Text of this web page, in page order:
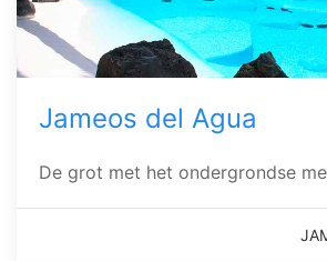
Jameos del Agua
De grot met het ondergrondse